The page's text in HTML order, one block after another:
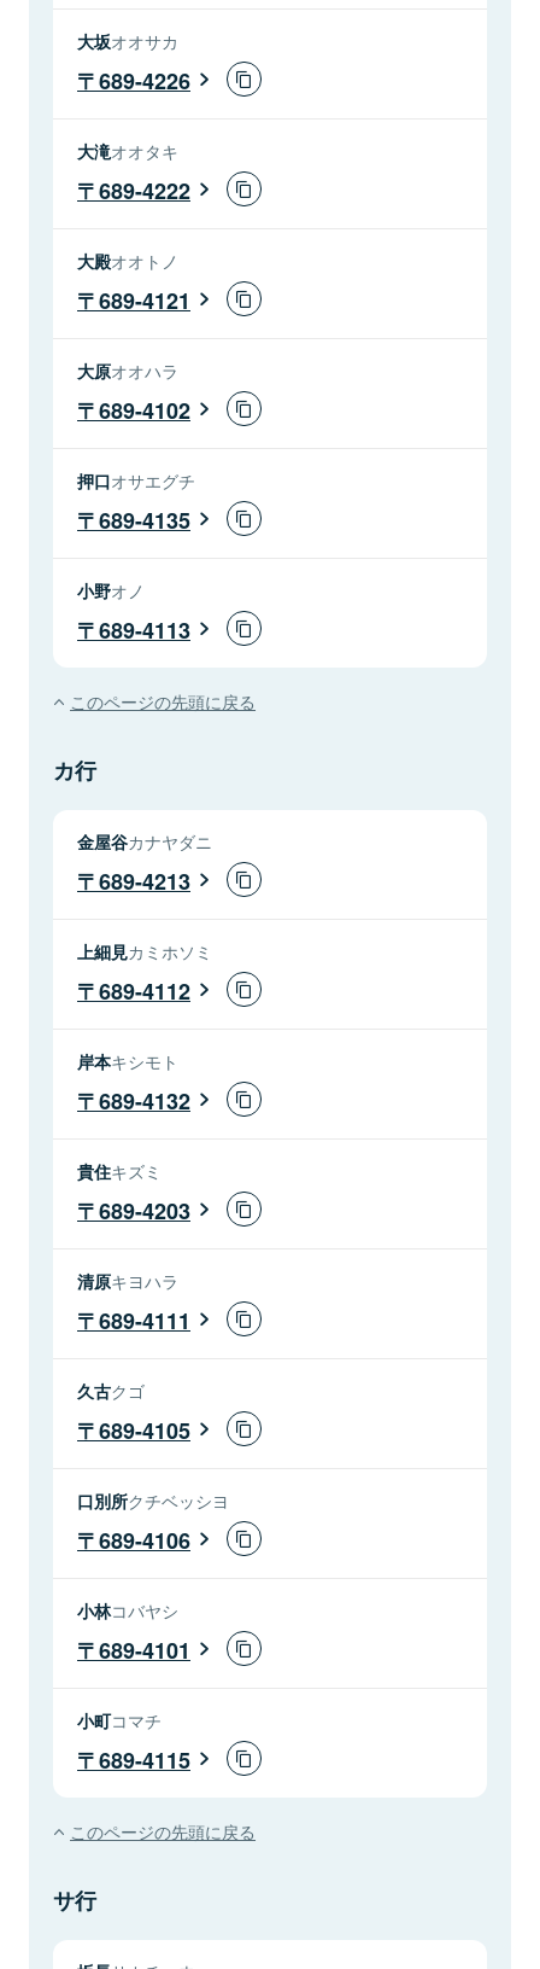
大坂オオサカ
689-4226
大滝オオタキ
689-4222
大殿オオトノ
689-4121
大原オオハラ
689-4102
押口オサエグチ
689-4135
小野オノ
689-4113
このページの先頭に戻る
カ行
金屋谷カナヤダニ
689-4213
上細見カミホソミ
689-4112
岸本キシモト
689-4132
貴住キズミ
689-4203
清原キヨハラ
689-4111
久古クゴ
689-4105
口別所クチベッシヨ
689-4106
小林コバヤシ
689-4101
小町コマチ
689-4115
このページの先頭に戻る
サ行